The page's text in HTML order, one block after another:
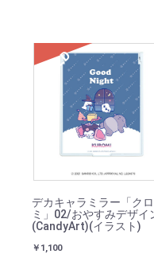
SOLD
デカキャラミラー「クロ
ミ」02/おやすみデザイ
(CandyArt)(イラスト)
￥1,100